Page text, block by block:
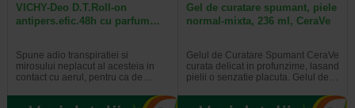
VICHY-Deo D.T.Roll-on
antipers.efic.48h cu parfum…
Spune adio transpiratiei si
mirosului neplacut al acesteia in
contact cu aerul, pentru ca de…
Gel de curatare spumant, piele
normal-mixta, 236 ml, CeraVe
Gelul de Curatare Spumant CeraVe
curata delicat in profunzime, lasand
pielii o senzatie placuta. Gelul de…